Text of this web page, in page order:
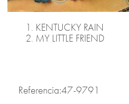
KENTUCKY RAIN
MY LITTLE FRIEND
Referencia:47-9791